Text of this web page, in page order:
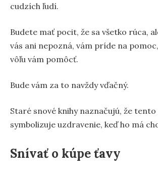
cudzích ľudí.
Budete mať pocit, že sa všetko rúca,
vás ani nepozná, vám príde na
vôľu vám pomôcť.
Bude vám za to navždy vďačný.
Staré snové knihy naznačujú, že tento
symbolizuje uzdravenie, keď ho má
Snívať o kúpe ťavy